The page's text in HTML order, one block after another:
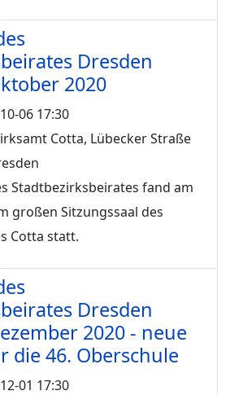
Dresden
2020
06 17:30
Cotta, Lübecker Straße
Stadtbezirksbeirates fand am
großen Sitzungssaal des
Cotta statt.
Dresden
2020 - neue
die 46. Oberschule
01 17:30